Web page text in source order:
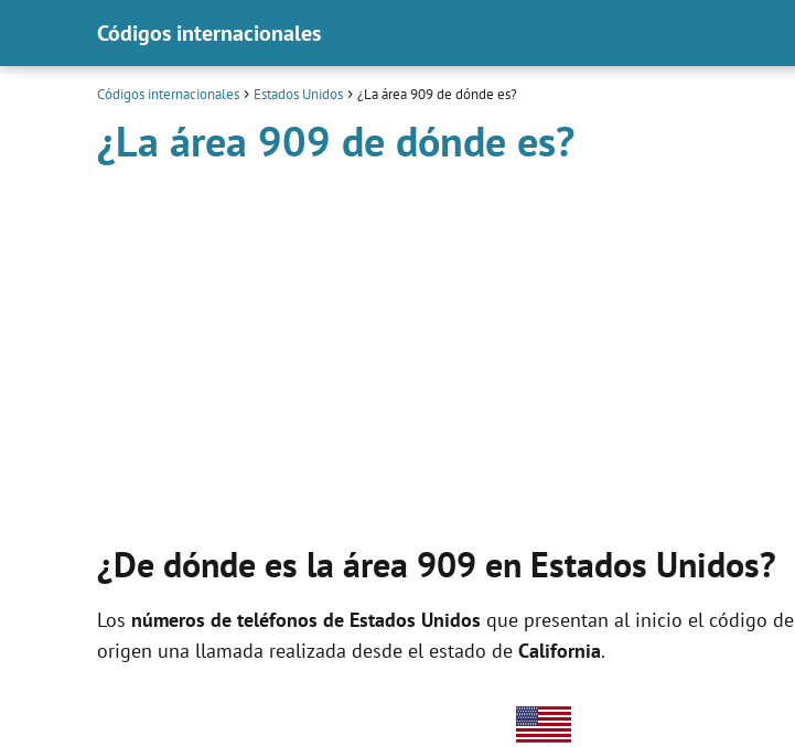
Códigos internacionales
Códigos internacionales Estados Unidos ¿La área 909 de dónde es?
¿La área 909 de dónde es?
¿De dónde es la área 909 en Estados Unidos?
Los números de teléfonos de Estados Unidos que presentan al inicio el código de
origen una llamada realizada desde el estado de California.